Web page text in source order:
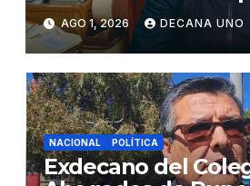
gabinete
Fujimori
AGO 1, 2026 DECANA UNO
NACIONAL POLÍTICA
Exdecano del